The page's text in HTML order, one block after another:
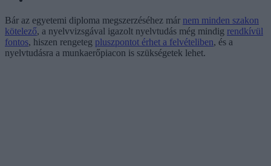
Bár az egyetemi diploma megszerzéséhez már nem minden szakon
kötelező, a nyelvvizsgával igazolt nyelvtudás még mindig rendkívül
fontos, hiszen rengeteg pluszpontot érhet a felvételiben, és a
nyelvtudásra a munkaerőpiacon is szükségetek lehet.